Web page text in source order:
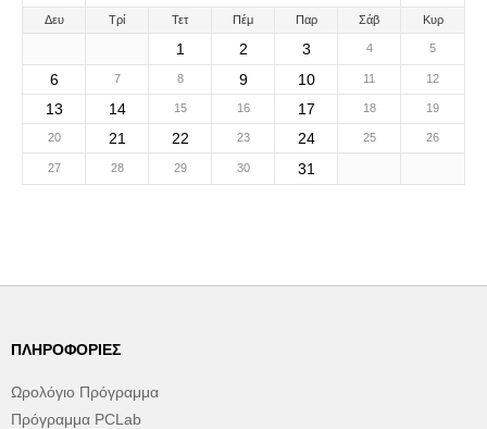
Δευ Τρί Τετ Πέμ Παρ Σάβ Κυρ
1 2 3 4 5
6 7 8 9 10 11 12
13 14 15 16 17 18 19
20 21 22 23 24 25 26
27 28 29 30 31
ΠΛΗΡΟΦΟΡΊΕΣ
Ωρολόγιο Πρόγραμμα
Πρόγραμμα PCLab